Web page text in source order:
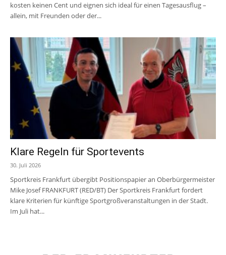
kosten keinen Cent und eignen sich ideal für einen Tagesausflug –
allein, mit Freunden oder der...
Klare Regeln für Sportevents
30. Juli 2026
Sportkreis Frankfurt übergibt Positionspapier an Oberbürgermeister
Mike Josef FRANKFURT (RED/BT) Der Sportkreis Frankfurt fordert
klare Kriterien für künftige Sportgroßveranstaltungen in der Stadt.
Im Juli hat...